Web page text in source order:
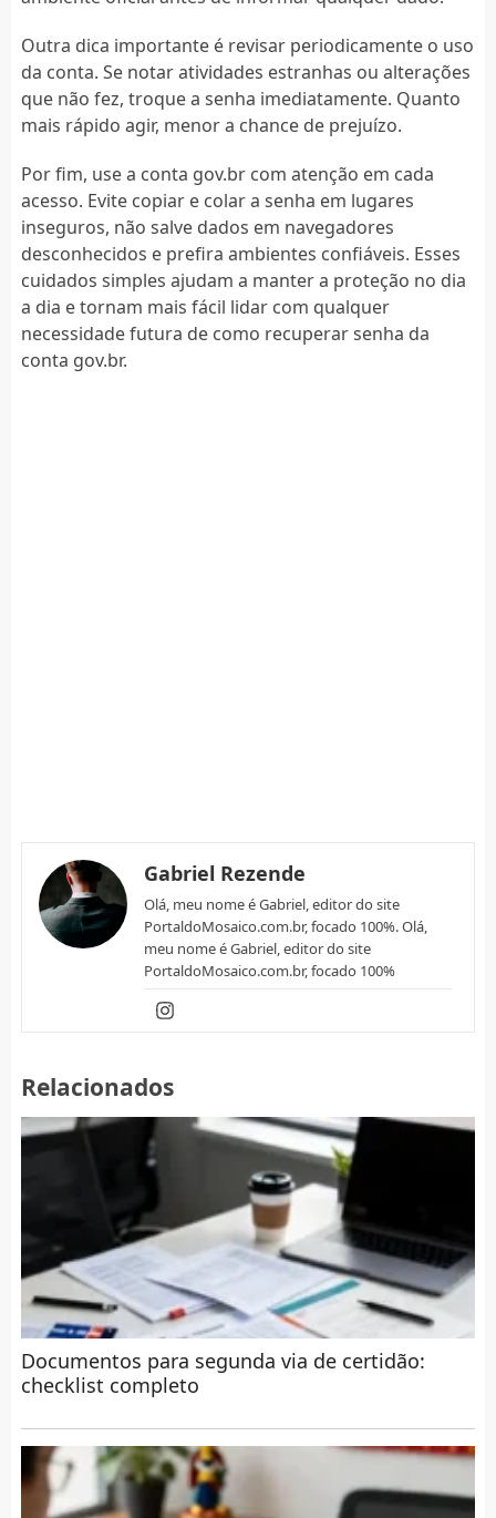
Outra dica importante é revisar periodicamente o uso
da conta. Se notar atividades estranhas ou alterações
que não fez, troque a senha imediatamente. Quanto
mais rápido agir, menor a chance de prejuízo.
Por fim, use a conta gov.br com atenção em cada
acesso. Evite copiar e colar a senha em lugares
inseguros, não salve dados em navegadores
desconhecidos e prefira ambientes confiáveis. Esses
cuidados simples ajudam a manter a proteção no dia
a dia e tornam mais fácil lidar com qualquer
necessidade futura de como recuperar senha da
conta gov.br.
Gabriel Rezende
Olá, meu nome é Gabriel, editor do site
PortaldoMosaico.com.br, focado 100%. Olá,
meu nome é Gabriel, editor do site
PortaldoMosaico.com.br, focado 100%
Relacionados
Documentos para segunda via de certidão:
checklist completo